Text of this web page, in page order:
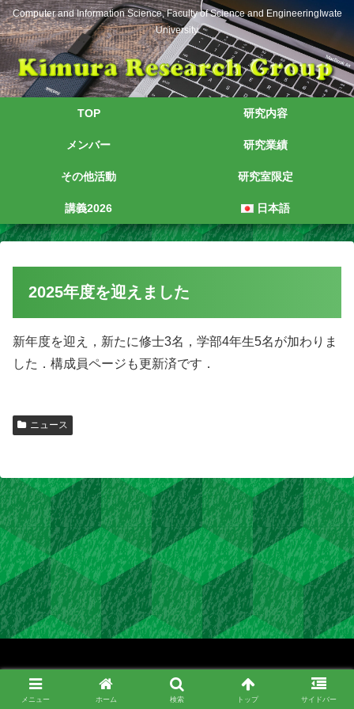
Computer and Information Science, Faculty of Science and EngineeringIwate
University
TOP 研究内容
メンバー 研究業績
その他活動 研究室限定
講義2026 日本語
2025年度を迎えました
新年度を迎え，新たに修士3名，学部4年生5名が加わりま
した．構成員ページも更新済です．
ニュース
Copyright © 2020 Kimura Research Group All Rights Reserved.
メニュー ホーム 検索 トップ サイドバー